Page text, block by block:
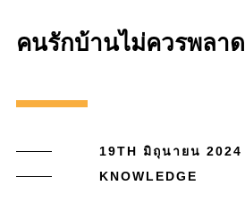
คนรักบ้านไม่ควรพลาด
19TH มิถุนายน 2024
KNOWLEDGE